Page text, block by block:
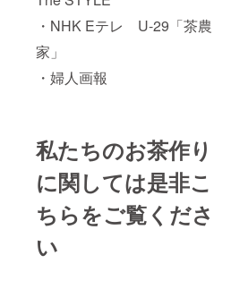
・NHK Eテレ U-29「茶農
家」
・婦人画報
私たちのお茶作り
に関しては是非こ
ちらをご覧くださ
い